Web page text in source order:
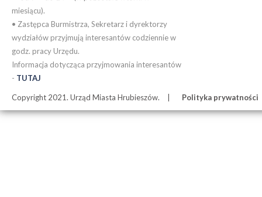
miesiącu).
• Zastępca Burmistrza, Sekretarz i dyrektorzy
wydziałów przyjmują interesantów codziennie w
godz. pracy Urzędu.
Informacja dotycząca przyjmowania interesantów
- TUTAJ
Copyright 2021. Urząd Miasta Hrubieszów. Polityka prywatności